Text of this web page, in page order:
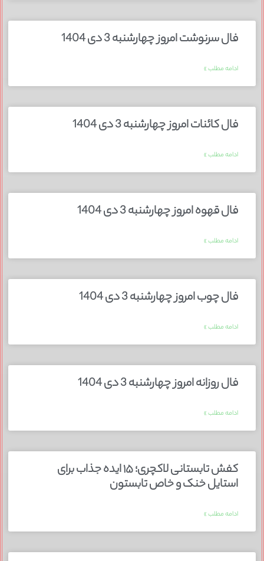
فال سرنوشت امروز چهارشنبه 3 دی 1404
ادامه مطلب »
فال کائنات امروز چهارشنبه 3 دی 1404
ادامه مطلب »
فال قهوه امروز چهارشنبه 3 دی 1404
ادامه مطلب »
فال چوب امروز چهارشنبه 3 دی 1404
ادامه مطلب »
فال روزانه امروز چهارشنبه 3 دی 1404
ادامه مطلب »
کفش تابستانی لاکچری؛ ۱۵ ایده‌ جذاب برای
استایل خنک و خاص تابستون
ادامه مطلب »